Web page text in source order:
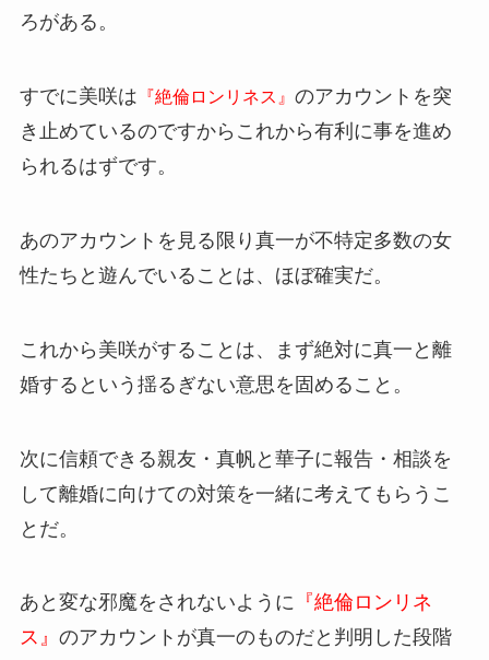
ろがある。
すでに美咲は 『絶倫ロンリネス』 のアカウントを突
き止めているのですからこれから有利に事を進め
られるはずです。
あのアカウントを見る限り真一が不特定多数の女
性たちと遊んでいることは、ほぼ確実だ。
これから美咲がすることは、まず絶対に真一と離
婚するという揺るぎない意思を固めること。
次に信頼できる親友・真帆と華子に報告・相談を
して離婚に向けての対策を一緒に考えてもらうこ
とだ。
あと変な邪魔をされないように 『絶倫ロンリネ
ス』 のアカウントが真一のものだと判明した段階